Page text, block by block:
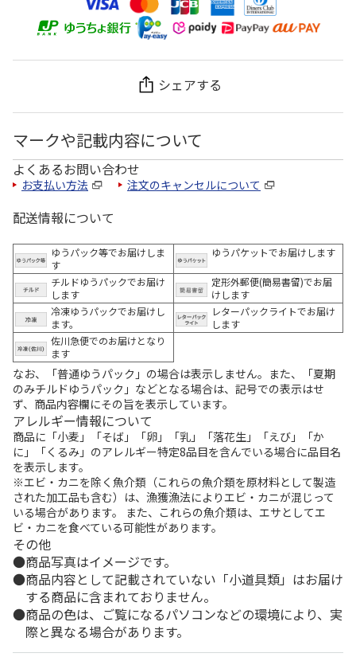
シェアする
マークや記載内容について
よくあるお問い合わせ
お支払い方法 注文のキャンセルについて
配送情報について
ゆうパック等でお届けしま
す
ゆうパケットでお届けします
チルドゆうパックでお届け
します
定形外郵便(簡易書留)でお届
けします
冷凍ゆうパックでお届けし
ます。
レターパックライトでお届け
します
佐川急便でのお届けとなり
ます
なお、「普通ゆうパック」の場合は表示しません。また、「夏期
のみチルドゆうパック」などとなる場合は、記号での表示はせ
ず、商品内容欄にその旨を表示しています。
アレルギー情報について
商品に「小麦」「そば」「卵」「乳」「落花生」「えび」「か
に」「くるみ」のアレルギー特定8品目を含んでいる場合に品目名
を表示します。
※エビ・カニを除く魚介類（これらの魚介類を原材料として製造
された加工品も含む）は、漁獲漁法によりエビ・カニが混じって
いる場合があります。 また、これらの魚介類は、エサとしてエ
ビ・カニを食べている可能性があります。
その他
商品写真はイメージです。
商品内容として記載されていない「小道具類」はお届け
する商品に含まれておりません。
商品の色は、ご覧になるパソコンなどの環境により、実
際と異なる場合があります。